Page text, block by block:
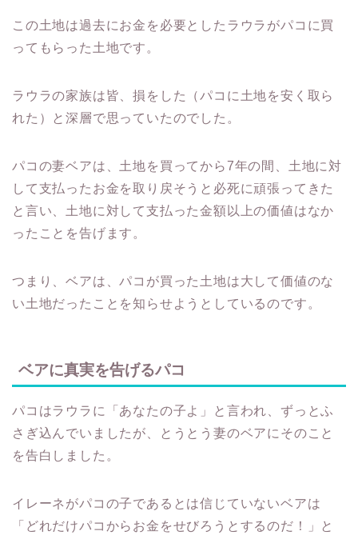
この土地は過去にお金を必要としたラウラがパコに買
ってもらった土地です。
ラウラの家族は皆、損をした（パコに土地を安く取ら
れた）と深層で思っていたのでした。
パコの妻ベアは、土地を買ってから7年の間、土地に対
して支払ったお金を取り戻そうと必死に頑張ってきた
と言い、土地に対して支払った金額以上の価値はなか
ったことを告げます。
つまり、ベアは、パコが買った土地は大して価値のな
い土地だったことを知らせようとしているのです。
ベアに真実を告げるパコ
パコはラウラに「あなたの子よ」と言われ、ずっとふ
さぎ込んでいましたが、とうとう妻のベアにそのこと
を告白しました。
イレーネがパコの子であるとは信じていないベアは
「どれだけパコからお金をせびろうとするのだ！」と